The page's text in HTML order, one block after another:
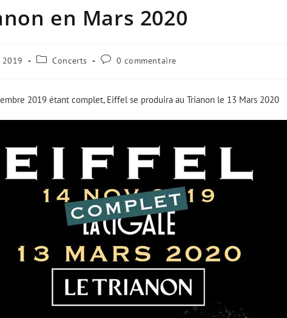
en Mars 2020
PostConcerts
Commentaires
:
0 commentaire
2019 étant complet, Eiffel se produira au Trianon le 13 Mars 2020